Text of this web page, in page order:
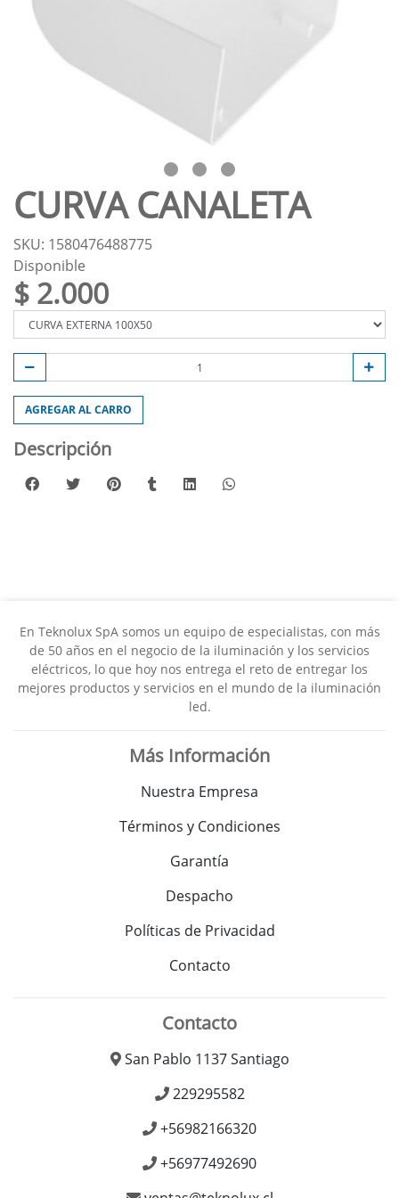
CURVA CANALETA
SKU: 1580476488775
Disponible
$ 2.000
AGREGAR AL CARRO
Descripción
En Teknolux SpA somos un equipo de especialistas, con más
de 50 años en el negocio de la iluminación y los servicios
eléctricos, lo que hoy nos entrega el reto de entregar los
mejores productos y servicios en el mundo de la iluminación
led.
Más Información
Nuestra Empresa
Términos y Condiciones
Garantía
Despacho
Políticas de Privacidad
Contacto
Contacto
San Pablo 1137 Santiago
229295582
+56982166320
+56977492690